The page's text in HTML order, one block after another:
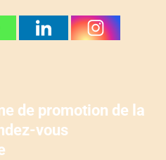
de promotion de la
vous